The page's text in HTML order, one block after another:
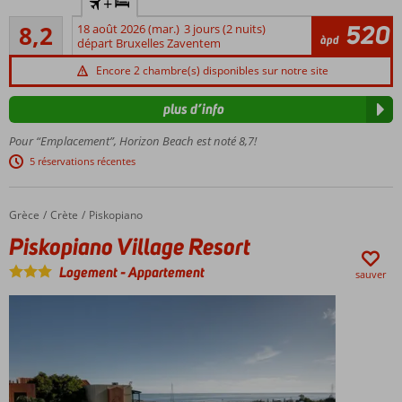
éclaboussant !
À
seulement
500
Stalis
Plusieurs
piscines
compris
Accès
direct
à la
plage
8,2
Très bon
977
commentaires
18 août 2026 (mar.) 3 jours (2 nuits)
départ Bruxelles Zaventem
àpd 520
Encore 2 chambre(s) disponibles sur notre site
Pour “Emplacement”, Horizon Beach est noté 8,7!
5 réservations récentes
plus d’info
Accueil
Grèce Crète Piskopiano
Piskopiano Village Resort
Piskopiano Village Resort
Logement-Appartement sauver